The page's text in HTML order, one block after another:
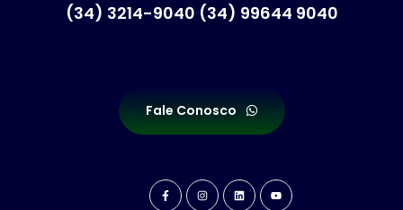
(34) 3214-9040 (34) 99644 9040
Fale Conosco